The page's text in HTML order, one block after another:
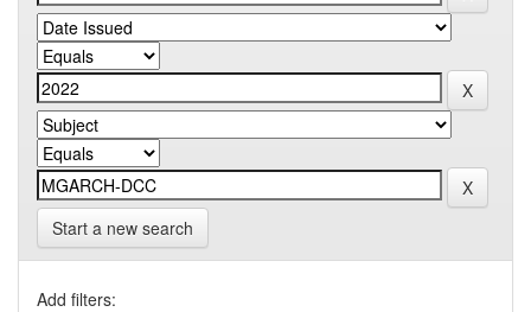
Start a new search
Add filters: